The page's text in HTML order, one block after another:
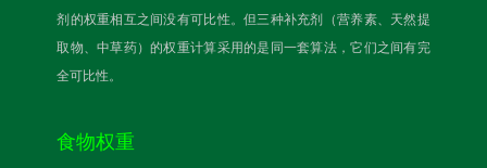
剂的权重相互之间没有可比性。但三种补充剂（营养素、天然提
取物、中草药）的权重计算采用的是同一套算法，它们之间有完
全可比性。
食物权重